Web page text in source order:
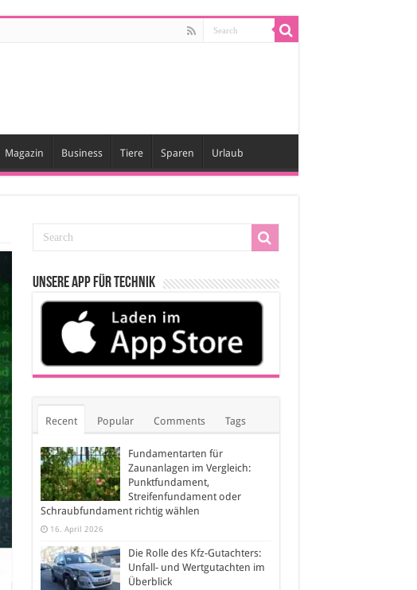
Magazin Business Tiere Sparen Urlaub
Unsere App für Technik
Recent Popular Comments Tags
Fundamentarten für
Zaunanlagen im Vergleich:
Punktfundament,
Streifenfundament oder
Schraubfundament richtig wählen
16. April 2026
Die Rolle des Kfz-Gutachters:
Unfall- und Wertgutachten im
Überblick